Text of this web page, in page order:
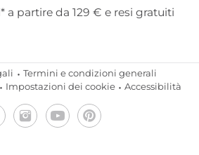
a partire da 129 € e resi gratuiti
Termini e condizioni generali
Impostazioni dei cookie Accessibilità